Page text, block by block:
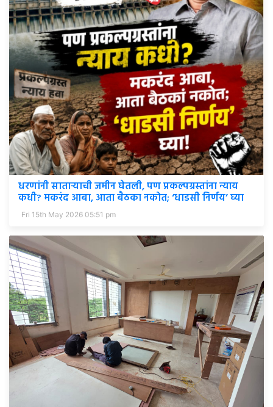
धरणांनी साताऱ्याची जमीन घेतली, पण प्रकल्पग्रस्तांना न्याय
कधी? मकरंद आबा, आता बैठका नकोत; ‘धाडसी निर्णय’ घ्या
Fri 15th May 2026 05:51 pm